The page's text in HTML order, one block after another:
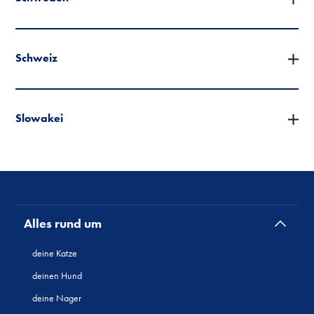
Schweiz
Slowakei
Alles rund um
deine Katze
deinen Hund
deine Nager